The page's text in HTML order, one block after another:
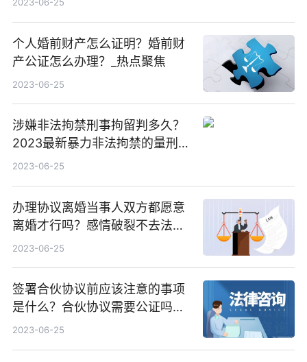
2023-06-25
个人婚前财产怎么证明？婚前财
产公证怎么办理？_热点聚焦
2023-06-25
涉嫌非法拘禁刑事拘留判多久？
2023最新暴力非法拘禁的量刑标
准？
2023-06-25
办理协议离婚当事人双方都愿意
离婚才行吗？感情破裂不去法院
能办理离婚吗？ 热门
2023-06-25
签署合伙协议前应该注意的事项
是什么？合伙协议需要公证吗？|
播报
2023-06-25